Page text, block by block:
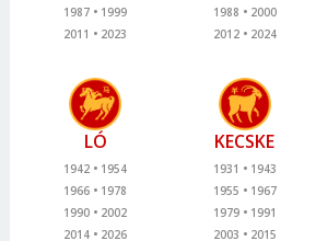
1987
1999
2011
2023
1988
2000
2012
2024
LÓ
1942
1954
1966
1978
1990
2002
2014
2026
KECSKE
1931
1943
1955
1967
1979
1991
2003
2015